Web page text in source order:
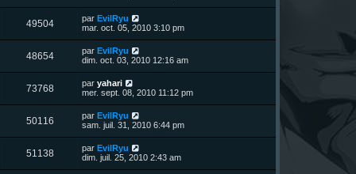
e
s
s
a
g
e
s
r
m
e
s
s
a
g
e
u
s
i
e
r
m
e
s
s
a
g
e
49504V
u
s
D
e
i
e
r
m
e
s
s
a
g
e
par EvilRyu
mar. oct. 05, 2010 3:10 pm
48654V
u
s
D
e
i
e
r
m
e
s
s
a
g
par EvilRyu
dim. oct. 03, 2010 12:16 am
73768V
u
s
D
e
i
e
r
m
e
s
par yahari
mer. sept. 08, 2010 11:12 pm
50116V
u
D
e
i
e
r
par EvilRyu
sam. juil. 31, 2010 6:44 pm
51138V
D
e
par EvilRyu
dim. juil. 25, 2010 2:43 am